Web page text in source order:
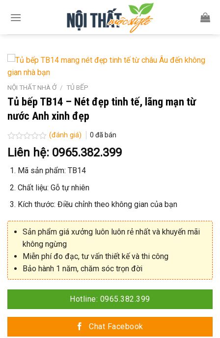
NỘI THẤT NHÀ Ở / TỦ BẾP
Tủ bếp TB14 – Nét đẹp tinh tế, lãng mạn từ
nước Anh xinh đẹp
Được
xếp
0
sao
(đánh giá) 0 đã bán
Liên hệ: 0965.382.399
Mã sản phẩm: TB14
Chất liệu: Gỗ tự nhiên
Kích thước: Điều chỉnh theo không gian của bạn
Sản phẩm giá xưởng luôn luôn rẻ nhất và khuyến mãi
không ngừng
Miễn phí đo đạc, tư vấn thiết kế và thi công
Bảo hành 1 năm, chăm sóc trọn đời
Hotline: 0965.382.399
Chat Facebook